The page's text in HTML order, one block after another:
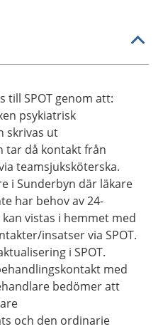
till SPOT genom att:
psykiatrisk
skrivas ut
tar då kontakt från
teamsjuksköterska.
i Sunderbyn där läkare
har behov av 24-
vistas i hemmet med
insatser via SPOT.
i SPOT.
med
bedömer att
och den ordinarie